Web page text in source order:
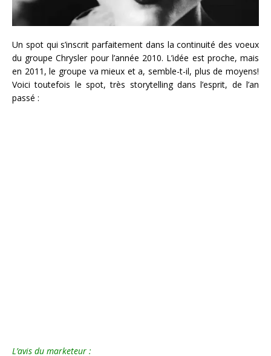
Un spot qui s’inscrit parfaitement dans la continuité des voeux
du groupe Chrysler pour l’année 2010. L’idée est proche, mais
en 2011, le groupe va mieux et a, semble-t-il, plus de moyens!
Voici toutefois le spot, très storytelling dans l’esprit, de l’an
passé :
L’avis du marketeur :